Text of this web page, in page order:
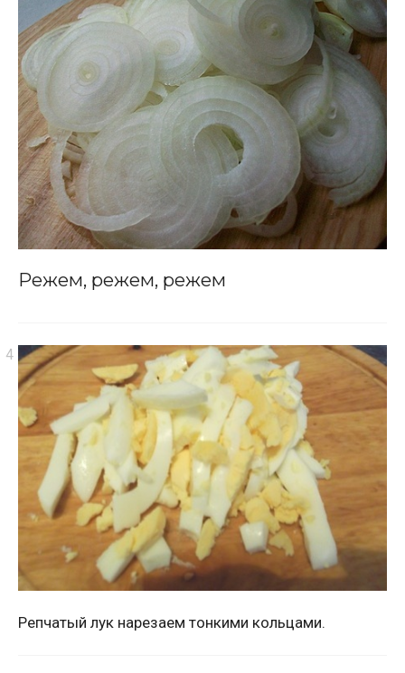
Режем, режем, режем
Репчатый лук нарезаем тонкими кольцами.